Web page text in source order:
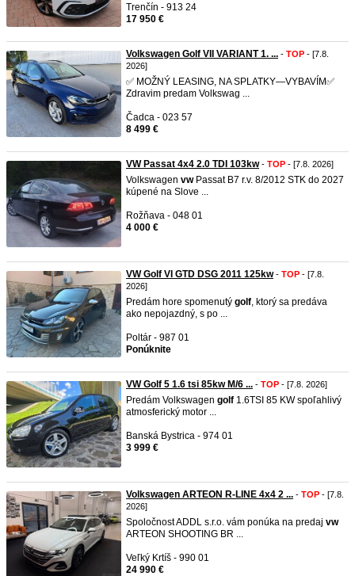
Trenčín - 913 24
17 950 €
Volkswagen Golf VII VARIANT 1. ... - TOP - [7.8.
2026]
✅ MOŽNÝ LEASING, NA SPLATKY—VYBAVÍM✅
Zdravim predam Volkswag ...
Čadca - 023 57
8 499 €
VW Passat 4x4 2.0 TDI 103kw- TOP - [7.8. 2026]
Volkswagen vwPassat B7 r.v. 8/2012 STK do 2027
kúpené na Slove ...
Rožňava - 048 01
4 000 €
VW Golf VI GTD DSG 2011 125kw- TOP - [7.8.
2026]
Predám hore spomenutý golf, ktorý sa predáva
ako nepojazdný, s po ...
Poltár - 987 01
Ponúknite
VW Golf 5 1.6 tsi 85kw M/6 ... - TOP - [7.8. 2026]
Predám Volkswagen golf 1.6TSI 85 KW spoľahlivý
atmosferický motor ...
Banská Bystrica - 974 01
3 999 €
Volkswagen ARTEON R-LINE 4x4 2 ... - TOP - [7.8.
2026]
Spoločnost ADDL s.r.o. vám ponúka na predaj vw
ARTEON SHOOTING BR ...
Veľký Krtíš - 990 01
24 990 €